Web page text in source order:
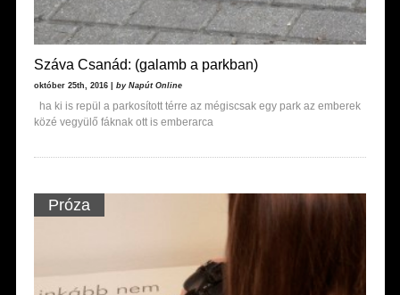
Száva Csanád: (galamb a parkban)
október 25th, 2016 | by Napút Online
ha ki is repül a parkosított térre az mégiscsak egy park az emberek
közé vegyülő fáknak ott is emberarca
Próza